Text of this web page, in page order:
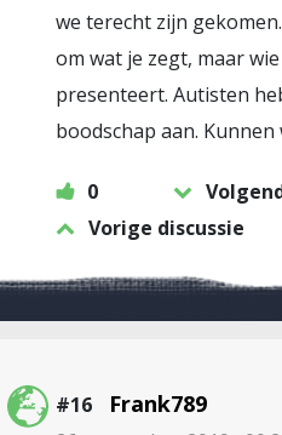
we terecht zijn
om wat je zegt, maar
presenteert. Autisten
boodschap aan.
0
Vorige discussie
#16 Frank789